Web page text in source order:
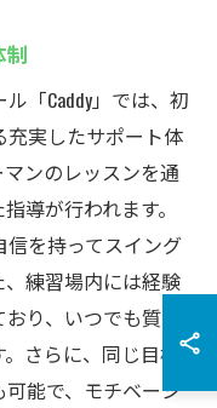
制
「Caddy」では、初
実したサポート体
ンのレッスンを通
導が行われます。
信を持ってスイング
練習場内には経験
り、いつでも質問
さらに、同じ目標
能で、モチベーシ